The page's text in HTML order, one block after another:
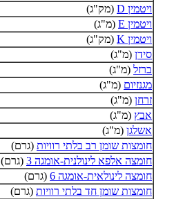
ויטמין D
(מק"ג)
ויטמין E
(מ"ג)
ויטמין K
(מק"ג)
סידן (מ"ג)
ברזל (מ"ג)
מגנזיום (מ"ג)
זרחן (מ"ג)
אבץ (מ"ג)
אשלגן (מ"ג)
חומצות שומן רב בלתי רוויות (גרם)
חומצה אלפא לינולנית-אומגה 3
(גרם)
חומצה לינולאית-אומגה 6
(גרם)
חומצות שומן חד בלתי רוויות (גרם)